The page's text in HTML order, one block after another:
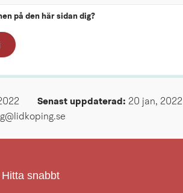
på den här sidan dig?
Senast uppdaterad: 20 jan, 2022
Hitta snabbt